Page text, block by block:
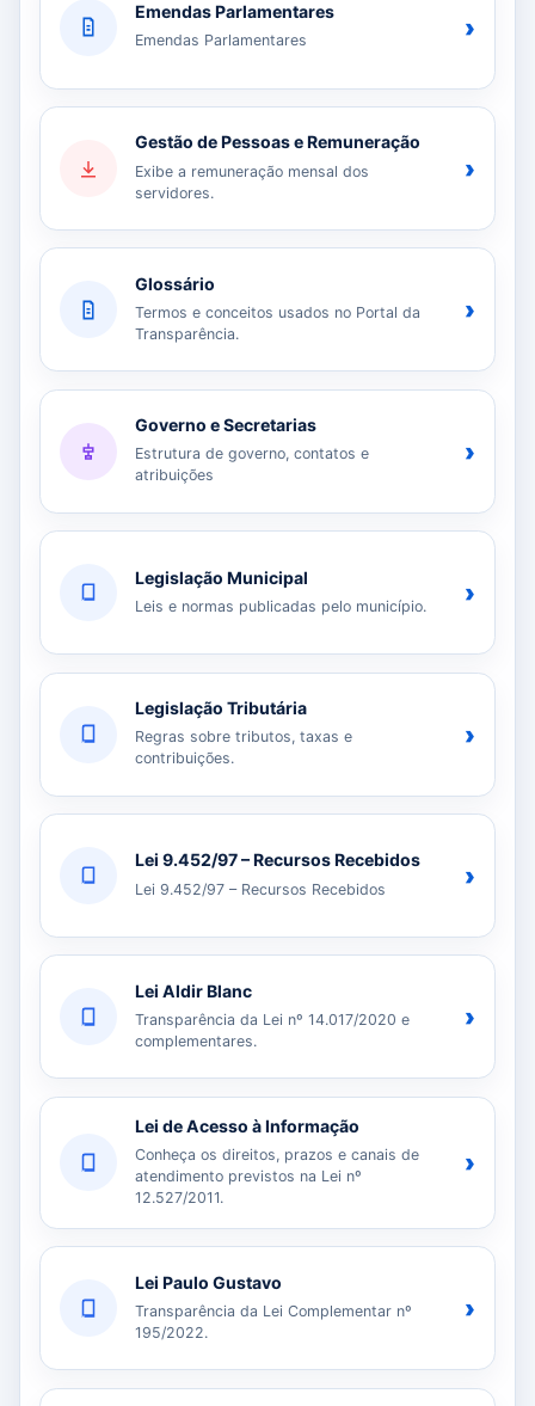
Emendas Parlamentares
Emendas Parlamentares ›
Gestão de Pessoas e Remuneração
Exibe a remuneração mensal dos
servidores.
›
Glossário
Termos e conceitos usados no Portal da
Transparência.
›
Governo e Secretarias
Estrutura de governo, contatos e
atribuições
›
Legislação Municipal
Leis e normas publicadas pelo município. ›
Legislação Tributária
Regras sobre tributos, taxas e
contribuições.
›
Lei 9.452/97 – Recursos Recebidos
Lei 9.452/97 – Recursos Recebidos ›
Lei Aldir Blanc
Transparência da Lei nº 14.017/2020 e
complementares.
›
Lei de Acesso à Informação
Conheça os direitos, prazos e canais de
atendimento previstos na Lei nº
12.527/2011.
›
Lei Paulo Gustavo
Transparência da Lei Complementar nº
195/2022.
›